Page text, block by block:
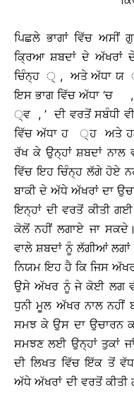
ਪਿਛਲੇ ਭਾਗਾਂ ਵਿੱਚ ਅਸੀਂ
ਕ੍ਰਿਆ ਸ਼ਬਦਾਂ ਦੇ
ਚਿੰਨ੍ਹ ੍ , ਅਤੇ ਅੱਧਾ ਯ ੍ਹ
ਇਸ ਭਾਗ ਵਿੱਚ
੍ਵ , ’ ਦੀ ਵਰਤੋਂ ਸਬੰਧੀ
ਵਿੱਚ ਅੱਧਾ ਹ ੍ਹ ਅਤੇ
ਰੱਖ ਕੇ ਉਨ੍ਹਾਂ ਸ਼ਬਦਾਂ ਨਾਲ
ਵਿੱਚ ਇਹ ਚਿੰਨ੍ਹ ਲੱਗੇ ਹੋਏ
ਬਾਕੀ ਦੇ ਅੱਧੇ ਅੱਖਰਾਂ ਦਾ
ਇਨ੍ਹਾਂ ਦੀ ਵਰਤੋਂ ਕੀਤੀ
ਕੋਲੋਂ ਨਹੀਂ ਲਗਾਏ ਜਾ
ਵਾਲੇ ਸ਼ਬਦਾਂ ਨੂੰ ਲੱਗੀਆਂ ਲਗਾਂ
ਨਿਯਮ ਇਹ ਹੈ ਕਿ ਜਿਸ
ਉਸੇ ਅੱਖਰ ਨੂੰ ਜੇ ਕੋਈ ਲਗ
ਧੁਨੀ ਮੂਲ ਅੱਖਰ ਨਾਲ
ਸਮਝ ਕੇ ਉਸ ਦਾ ਉਚਾਰਨ
ਸਮਝਣ ਲਈ ਉਨ੍ਹਾਂ ਤੁਕਾਂ
ਦੀ ਲਿਖਤ ਵਿੱਚ ਇੱਕ ਤੋਂ
ਅੱਧੇ ਅੱਖਰਾਂ ਦੀ ਵਰਤੋਂ